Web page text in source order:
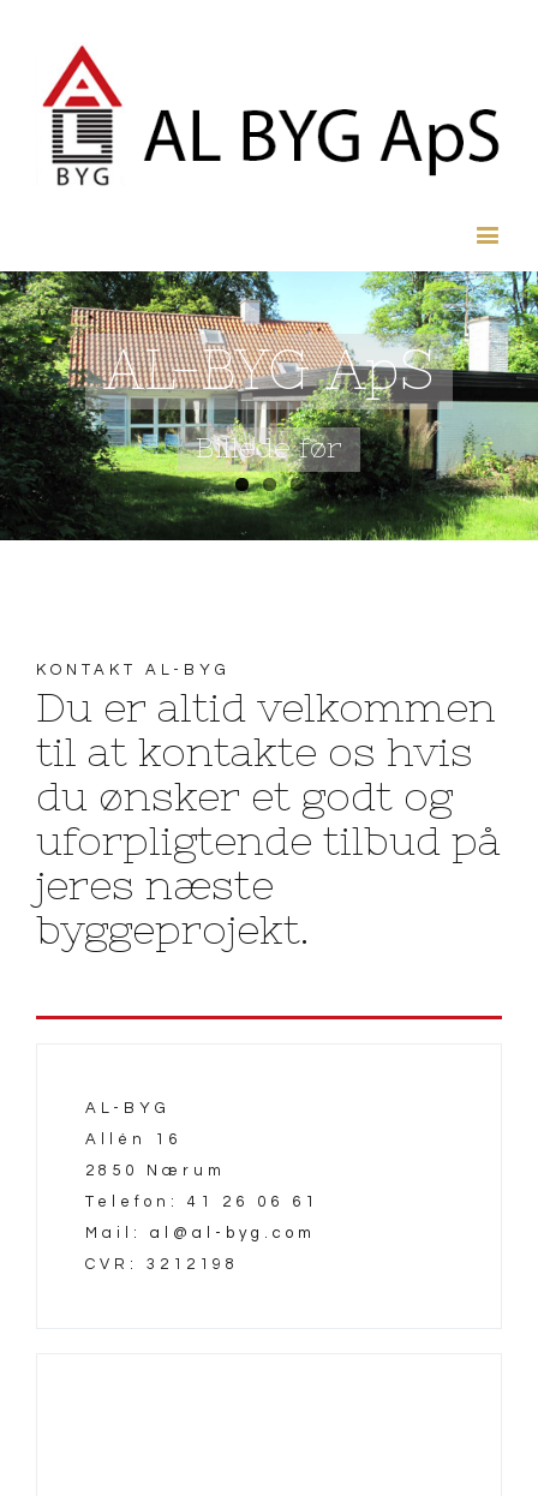
AL-BYG ApS
Billede før
KONTAKT AL-BYG
Du er altid velkommen
til at kontakte os hvis
du ønsker et godt og
uforpligtende tilbud på
jeres næste
byggeprojekt.
AL-BYG
Allén 16
2850 Nærum
Telefon: 41 26 06 61
Mail: al@al-byg.com
CVR: 3212198